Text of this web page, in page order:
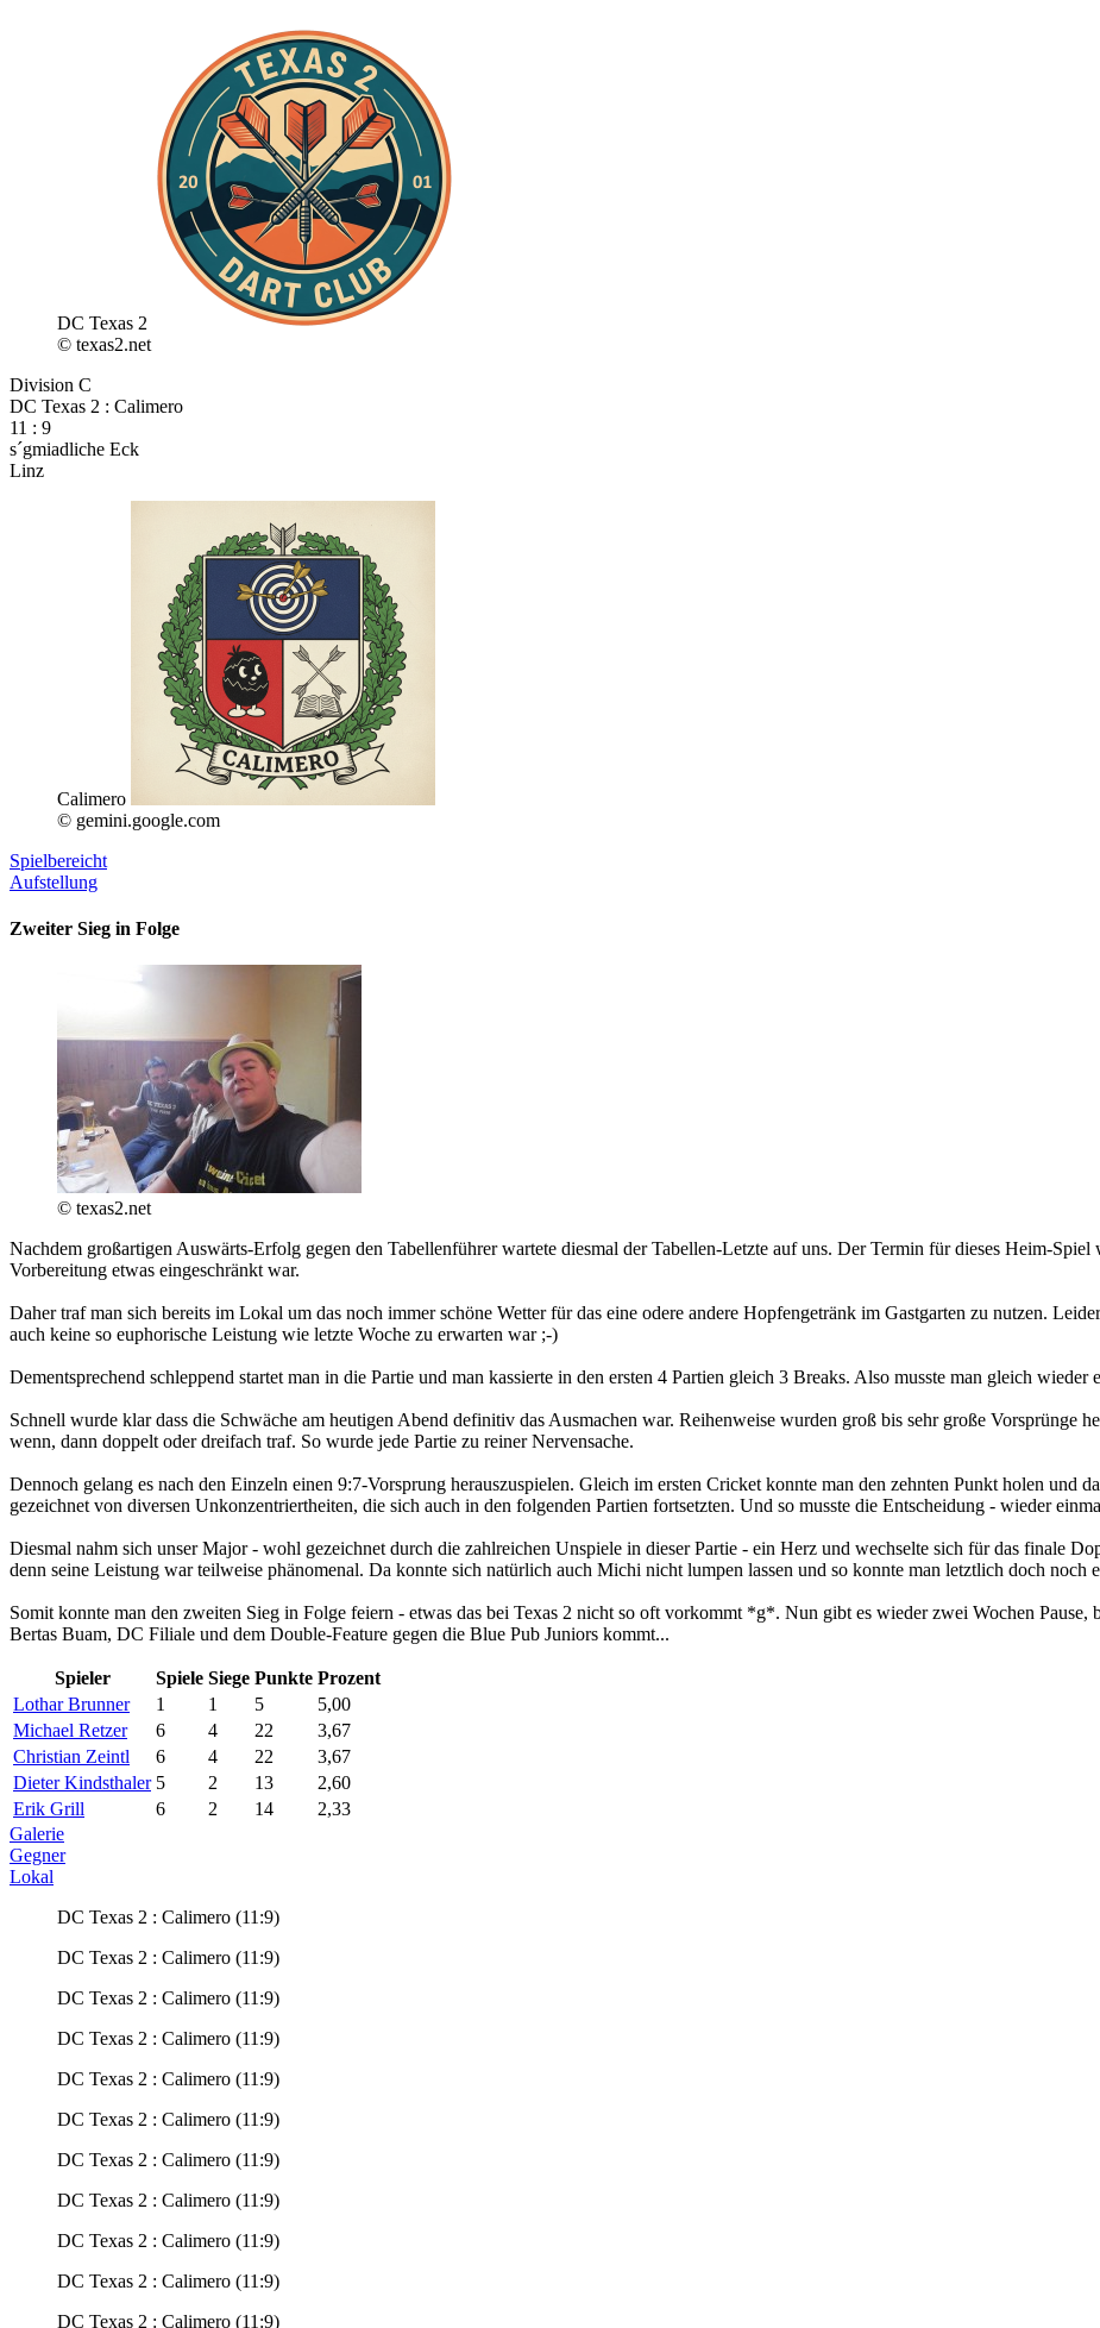
DC Texas 2
© texas2.net
Division C
DC Texas 2 : Calimero
11 : 9
s´gmiadliche Eck
Linz
Calimero
© gemini.google.com
Spielbereicht
Aufstellung
Zweiter Sieg in Folge
© texas2.net
Nachdem großartigen Auswärts-Erfolg gegen den Tabellenführer wartete diesmal der Tabellen-Letzte auf uns. Der Termin für dieses Heim-
Vorbereitung etwas eingeschränkt war.
Daher traf man sich bereits im Lokal um das noch immer schöne Wetter für das eine odere andere Hopfengetränk im Gastgarten zu nutzen.
auch keine so euphorische Leistung wie letzte Woche zu erwarten war ;-)
Dementsprechend schleppend startet man in die Partie und man kassierte in den ersten 4 Partien gleich 3 Breaks. Also musste man gleich wieder
Schnell wurde klar dass die Schwäche am heutigen Abend definitiv das Ausmachen war. Reihenweise wurden groß bis sehr große Vorsprünge
wenn, dann doppelt oder dreifach traf. So wurde jede Partie zu reiner Nervensache.
Dennoch gelang es nach den Einzeln einen 9:7-Vorsprung herauszuspielen. Gleich im ersten Cricket konnte man den zehnten Punkt holen und
gezeichnet von diversen Unkonzentriertheiten, die sich auch in den folgenden Partien fortsetzten. Und so musste die Entscheidung - wieder
Diesmal nahm sich unser Major - wohl gezeichnet durch die zahlreichen Unspiele in dieser Partie - ein Herz und wechselte sich für das finale
denn seine Leistung war teilweise phänomenal. Da konnte sich natürlich auch Michi nicht lumpen lassen und so konnte man letztlich doch noch
Somit konnte man den zweiten Sieg in Folge feiern - etwas das bei Texas 2 nicht so oft vorkommt *g*. Nun gibt es wieder zwei Wochen Pause,
Bertas Buam, DC Filiale und dem Double-Feature gegen die Blue Pub Juniors kommt...
Spieler Spiele Siege Punkte Prozent
Lothar Brunner
1 1 5
5,00
Michael Retzer
6 4 22
3,67
Christian Zeintl
6 4 22
3,67
Dieter Kindsthaler 5 2 13
2,60
Erik Grill
6 2 14
2,33
Galerie
Gegner
Lokal
DC Texas 2 : Calimero (11:9)
DC Texas 2 : Calimero (11:9)
DC Texas 2 : Calimero (11:9)
DC Texas 2 : Calimero (11:9)
DC Texas 2 : Calimero (11:9)
DC Texas 2 : Calimero (11:9)
DC Texas 2 : Calimero (11:9)
DC Texas 2 : Calimero (11:9)
DC Texas 2 : Calimero (11:9)
DC Texas 2 : Calimero (11:9)
DC Texas 2 : Calimero (11:9)